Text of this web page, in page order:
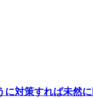
に対策すれば未然